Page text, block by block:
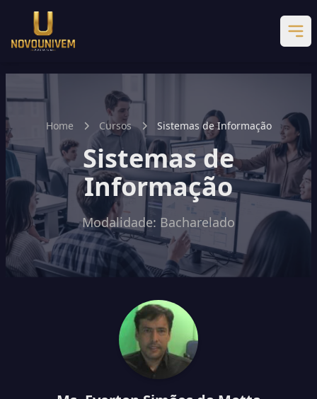
Home Cursos Sistemas de Informação
Sistemas de
Informação
Modalidade: Bacharelado